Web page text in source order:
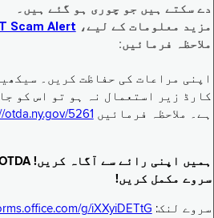
دے سکتے ہیں جو چوری ہو گئے ہیں۔
مزید معلومات کے لیے، Alert ‏| OTDA ‏(ny.gov)
ملاحظہ فرمائیں:
کارڈ زیر استعمال نہ ہو تو اس کو
ہے۔ ملاحظہ فرمائیں otda.ny.gov/5261
سروے مکمل کریں!
سروے لنک: g/iXXyiDETtG